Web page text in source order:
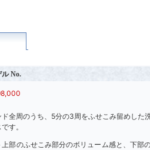
ル No.
ド全周のうち、5分の3周をふせこみ留めした
す。
部のふせこみ部分のボリューム感と、下部